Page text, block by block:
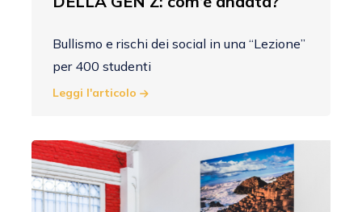
Bullismo e rischi dei social in una “Lezione”
per 400 studenti
Leggi l'articolo